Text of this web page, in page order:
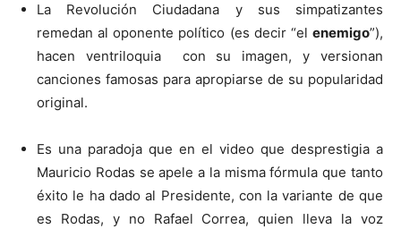
La Revolución Ciudadana y sus simpatizantes
remedan al oponente político (es decir “el enemigo”),
hacen ventriloquia con su imagen, y versionan
canciones famosas para apropiarse de su popularidad
original.
Es una paradoja que en el video que desprestigia a
Mauricio Rodas se apele a la misma fórmula que tanto
éxito le ha dado al Presidente, con la variante de que
es Rodas, y no Rafael Correa, quien lleva la voz